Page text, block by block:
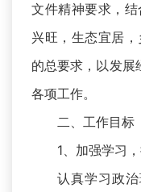
文件精神要求，
兴旺，生态宜居
的总要求，以发展
各项工作。
二、工作目标
1、加强学习
认真学习政